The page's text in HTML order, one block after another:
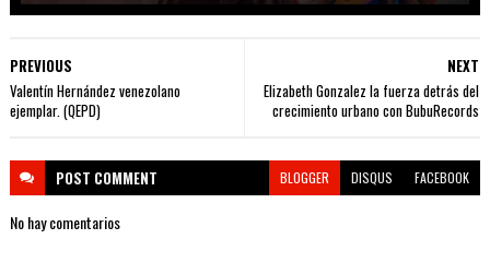
NEXT
Elizabeth Gonzalez la fuerza detrás del
crecimiento urbano con BubuRecords
PREVIOUS
Valentín Hernández venezolano
ejemplar. (QEPD)
POST COMMENT BLOGGER DISQUS FACEBOOK
No hay comentarios